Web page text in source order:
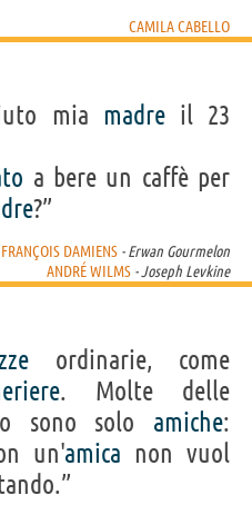
CAMILA CABELLO
mia madreil 23
a bere un caffè per
?”
FRANÇOIS DAMIENS - Erwan Gourmelon
ANDRÉ WILMS - Joseph Levkine
ordinarie, come
. Molte delle
sono solo amiche:
un'amica non vuol